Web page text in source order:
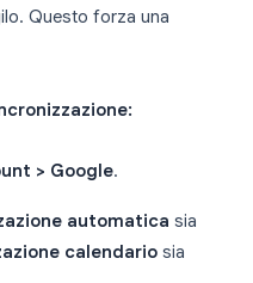
Questo forza una
> Google.
automatica sia
calendario sia